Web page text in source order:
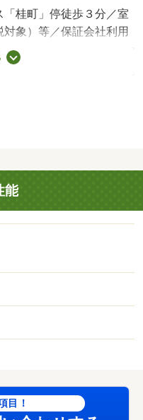
桂町」停徒歩３分／室
象）等／保証会社利用
１８０００円、月額保
月（その他商品あり）
ガス事業者にご確認い
料金にエアコンクリー
置／シューズボックス
立／押入／即入居可／
室／全居室６畳以上／
保証会社利用可／Ｖｄ
５ｍ/賃貸戸数:8戸
能
目！